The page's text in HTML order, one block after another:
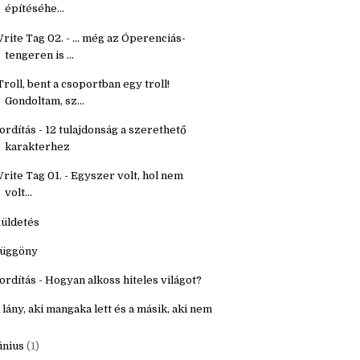
holmik
- Segítő kérdések fantasy világ
építéséhe...
Tag 02. - ... még az Óperenciás-
tengeren is ...
bent a csoportban egy troll!
Gondoltam, sz...
- 12 tulajdonság a szerethető
karakterhez
Tag 01. - Egyszer volt, hol nem
volt...